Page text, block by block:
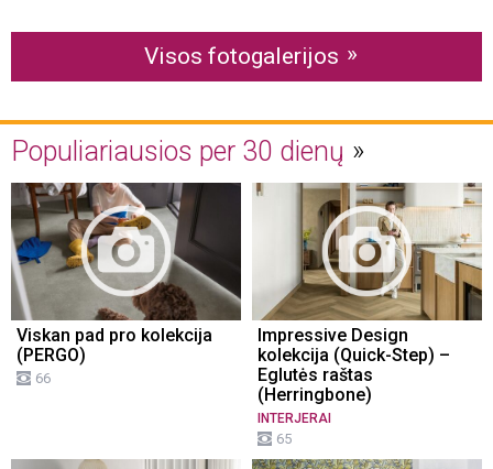
Visos fotogalerijos
Populiariausios per 30 dienų
Viskan pad pro kolekcija
(PERGO)
66
Impressive Design
kolekcija (Quick-Step) –
Eglutės raštas
(Herringbone)
INTERJERAI
65